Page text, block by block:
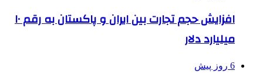
افزایش حجم تجارت بین ایران و پاکستان به رقم ۱۰
میلیارد دلار
6 روز پیش